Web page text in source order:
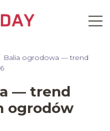
Balia ogrodowa — trend
— trend
ogrodów